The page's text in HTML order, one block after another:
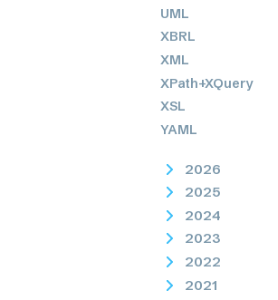
UML
XBRL
XML
XPath+XQuery
XSL
YAML
2026
2025
2024
2023
2022
2021